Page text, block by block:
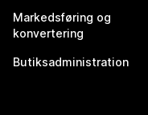
Markedsføring og
konvertering
Butiksadministration